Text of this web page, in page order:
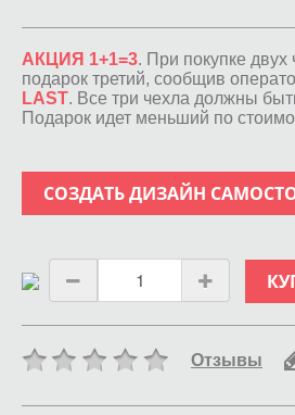
АКЦИЯ 1+1=3. При покупке двух
подарок третий, сообщив
LAST. Все три чехла должны
Подарок идет меньший по
СОЗДАТЬ ДИЗАЙН
Отзывы